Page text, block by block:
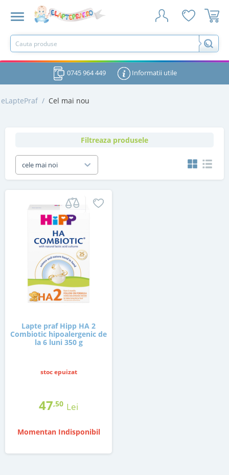
0745 964 449 Informatii utile
eLaptePraf / Cel mai nou
Filtreaza produsele
cele mai noi
Lapte praf Hipp HA 2
Combiotic hipoalergenic de
la 6 luni 350 g
stoc epuizat
47,50 Lei
Momentan Indisponibil